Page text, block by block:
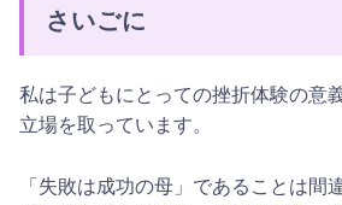
さいごに
私は子どもにとっての挫折体験の意
立場を取っています。
「失敗は成功の母」であることは間